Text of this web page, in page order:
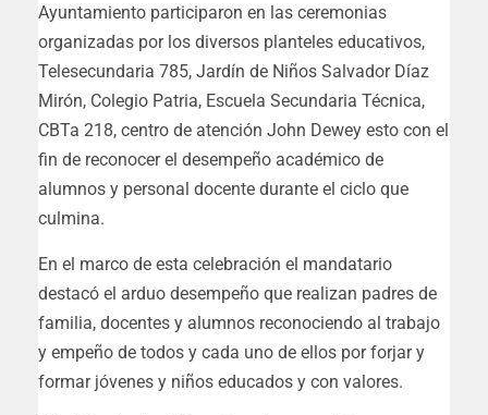
Ayuntamiento participaron en las ceremonias
organizadas por los diversos planteles educativos,
Telesecundaria 785, Jardín de Niños Salvador Díaz
Mirón, Colegio Patria, Escuela Secundaria Técnica,
CBTa 218, centro de atención John Dewey esto con el
fin de reconocer el desempeño académico de
alumnos y personal docente durante el ciclo que
culmina.
En el marco de esta celebración el mandatario
destacó el arduo desempeño que realizan padres de
familia, docentes y alumnos reconociendo al trabajo
y empeño de todos y cada uno de ellos por forjar y
formar jóvenes y niños educados y con valores.